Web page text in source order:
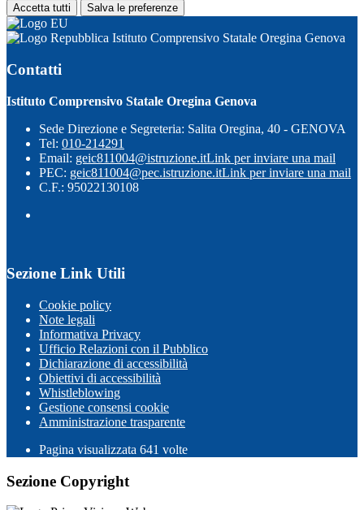
Accetta tutti Salva le preferenze
Istituto Comprensivo Statale Oregina Genova
Contatti
Istituto Comprensivo Statale Oregina Genova
Sede Direzione e Segreteria: Salita Oregina, 40 - GENOVA
Tel: 010-214291
Email: geic811004@istruzione.itLink per inviare una mail
PEC: geic811004@pec.istruzione.itLink per inviare una mail
C.F.: 95022130108
Sezione Link Utili
Cookie policy
Note legali
Informativa Privacy
Ufficio Relazioni con il Pubblico
Dichiarazione di accessibilità
Obiettivi di accessibilità
Whistleblowing
Gestione consensi cookie
Amministrazione trasparente
Pagina visualizzata 641 volte
Sezione Copyright